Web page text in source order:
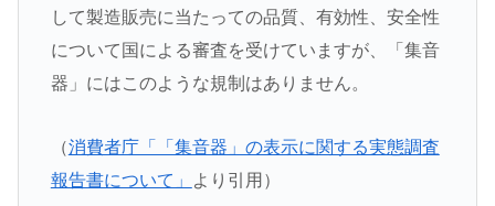
して製造販売に当たっての品質、有効性、安全性
について国による審査を受けていますが、「集音
器」にはこのような規制はありません。
（消費者庁「「集音器」の表示に関する実態調査
報告書について」
より引用）